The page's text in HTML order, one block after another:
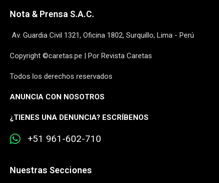
Nota & Prensa S.A.C.
Av. Guardia Civil 1321, Oficina 1802, Surquillo, Lima - Perú
Copyright ©caretas.pe | Por Revista Caretas
Todos los derechos reservados
ANUNCIA CON NOSOTROS
¿TIENES UNA DENUNCIA? ESCRÍBENOS
+51 961-602-710
Nuestras Secciones